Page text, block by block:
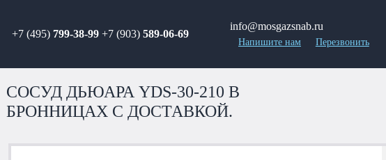
+7 (495) 799-38-99 +7 (903) 589-06-69
info@mosgazsnab.ru
Напишите нам Перезвонить
СОСУД ДЬЮАРА YDS-30-210 В
БРОННИЦАХ С ДОСТАВКОЙ.